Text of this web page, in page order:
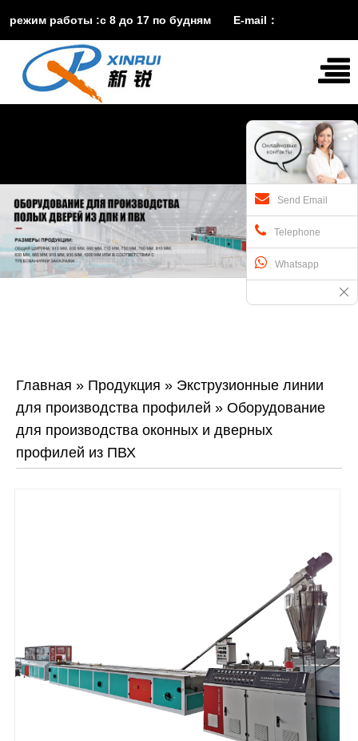
режим работы :с 8 до 17 по будням E-mail：
vira@xinruisuji.comWhatsApp： 
Главная » Продукция » Экструзионные линии
для производства профилей » Оборудование
для производства оконных и дверных
профилей из ПВХ
Send Email
Telephone
Whatsapp